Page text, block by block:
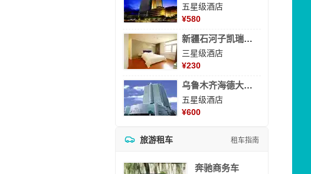
五星级酒店
¥580
新疆石河子凯瑞酒店
三星级酒店
¥230
乌鲁木齐海德大酒店
五星级酒店
¥600
旅游租车 租车指南
奔驰商务车